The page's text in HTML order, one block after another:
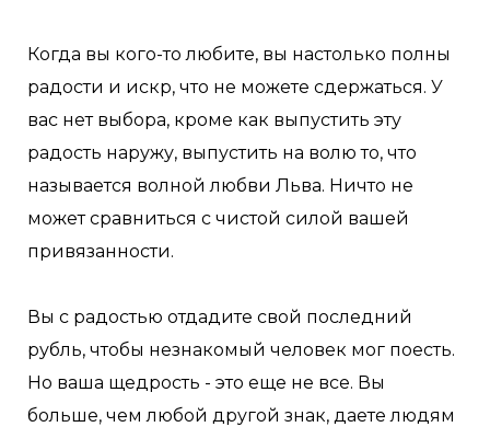
Когда вы кого-то любите, вы настолько полны
радости и искр, что не можете сдержаться. У
вас нет выбора, кроме как выпустить эту
радость наружу, выпустить на волю то, что
называется волной любви Льва. Ничто не
может сравниться с чистой силой вашей
привязанности.
Вы с радостью отдадите свой последний
рубль, чтобы незнакомый человек мог поесть.
Но ваша щедрость - это еще не все. Вы
больше, чем любой другой знак, даете людям